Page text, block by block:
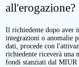
all'erogazione?
Il richiedente dopo aver
integrazioni o anomalie
dati, procede con
richiedente riceverà una
fondi stanziati dal MIUR